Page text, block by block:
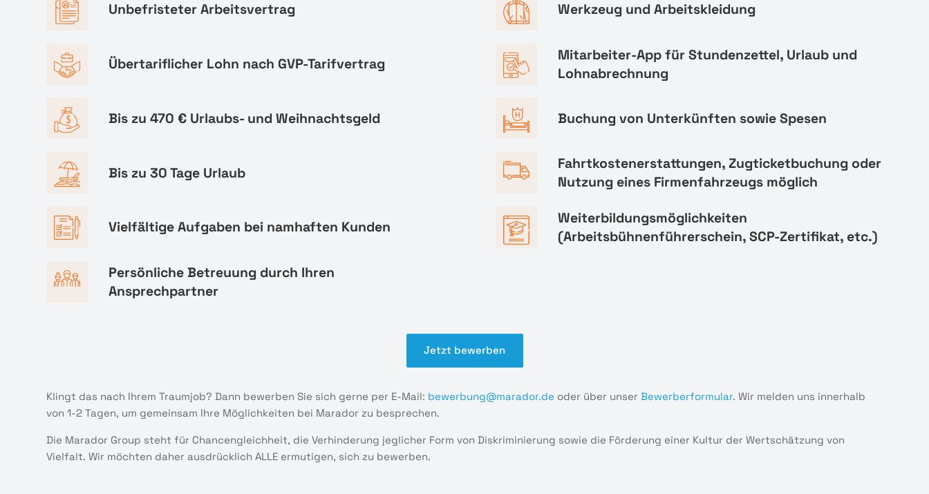
Unbefristeter Arbeitsvertrag
Übertariflicher Lohn nach GVP-Tarifvertrag
Bis zu 470 € Urlaubs- und Weihnachtsgeld
Bis zu 30 Tage Urlaub
Vielfältige Aufgaben bei namhaften Kunden
Persönliche Betreuung durch Ihren
Ansprechpartner
Werkzeug und Arbeitskleidung
Mitarbeiter-App für Stundenzettel, Urlaub und
Lohnabrechnung
Buchung von Unterkünften sowie Spesen
Fahrtkostenerstattungen, Zugticketbuchung oder
Nutzung eines Firmenfahrzeugs möglich
Weiterbildungsmöglichkeiten
(Arbeitsbühnenführerschein, SCP-Zertifikat, etc.)
Jetzt bewerben
Klingt das nach Ihrem Traumjob? Dann bewerben Sie sich gerne per E-Mail: bewerbung@marador.de oder über unserBewerberformular. Wir melden uns innerhalb
von 1-2 Tagen, um gemeinsam Ihre Möglichkeiten bei Marador zu besprechen.
Die Marador Group steht für Chancengleichheit, die Verhinderung jeglicher Form von Diskriminierung sowie die Förderung einer Kultur der Wertschätzung von
Vielfalt. Wir möchten daher ausdrücklich ALLE ermutigen, sich zu bewerben.